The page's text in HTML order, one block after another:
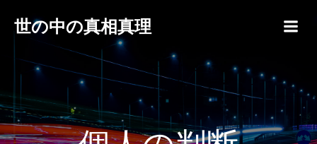
世の中の真相真理